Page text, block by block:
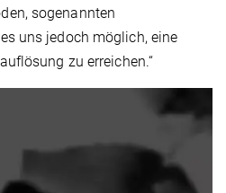
sogenannten
uns jedoch möglich, eine
zu erreichen.“